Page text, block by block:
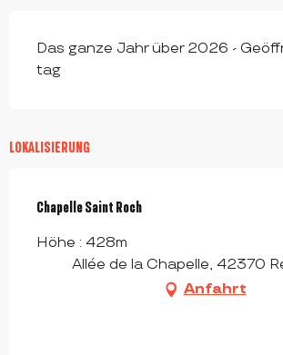
Das ganze Jahr über 2026 -
tag
LOKALISIERUNG
Chapelle Saint Roch
Höhe : 428m
Allée de la Chapelle, 42370
Anfahrt